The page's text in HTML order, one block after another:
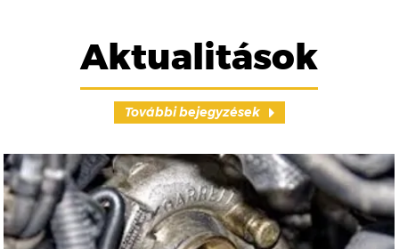
Aktualitások
További bejegyzések